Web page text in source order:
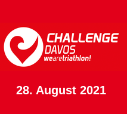
28. August 2021